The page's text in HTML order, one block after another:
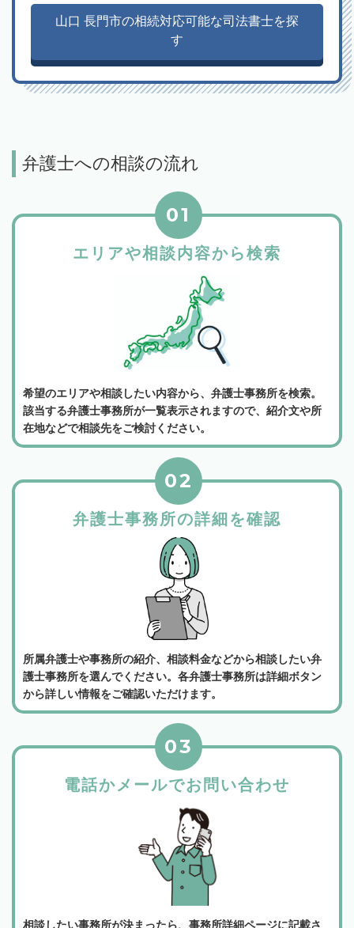
山口 長門市の相続対応可能な司法書士を探
す
弁護士への相談の流れ
エリアや相談内容から検索
01
希望のエリアや相談したい内容から、弁護士事務所を検索。
該当する弁護士事務所が一覧表示されますので、紹介文や所
在地などで相談先をご検討ください。
弁護士事務所の詳細を確認
02
所属弁護士や事務所の紹介、相談料金などから相談したい弁
護士事務所を選んでください。各弁護士事務所は詳細ボタン
から詳しい情報をご確認いただけます。
電話かメールでお問い合わせ
03
相談したい事務所が決まったら、事務所詳細ページに記載さ